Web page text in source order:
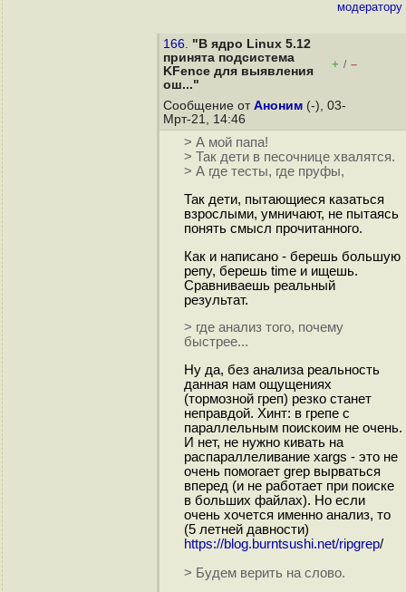
модератору
166. "В ядро Linux 5.12
принята подсистема
KFence для выявления
ош..."
+ / –
Сообщение от Аноним (-), 03-
Мрт-21, 14:46
> А мой папа!
> Так дети в песочнице хвалятся.
> А где тесты, где пруфы,
Так дети, пытающиеся казаться
взрослыми, умничают, не пытаясь
понять смысл прочитанного.
Как и написано - берешь большую
репу, берешь time и ищешь.
Сравниваешь реальный
результат.
> где анализ того, почему
быстрее...
Ну да, без анализа реальность
данная нам ощущениях
(тормозной греп) резко станет
неправдой. Хинт: в грепе с
параллельным поискоим не очень.
И нет, не нужно кивать на
распараллеливание xargs - это не
очень помогает grеp вырваться
вперед (и не работает при поиске
в больших файлах). Но если
очень хочется именно анализ, то
(5 летней давности)
https://blog.burntsushi.net/ripgrep/
> Будем верить на слово.